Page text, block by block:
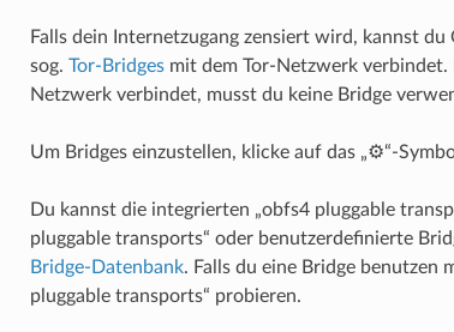
Falls dein Internetzugang zensiert wird, kannst
sog. Tor-Bridgesmit dem Tor-Netzwerk verbindet.
Netzwerk verbindet, musst du keine Bridge
Um Bridges einzustellen, klicke auf das „⚙“-
Du kannst die integrierten „obfs4 pluggable
pluggable transports“ oder benutzerdefinierte
Bridge-Datenbank. Falls du eine Bridge benutzen
pluggable transports“ probieren.